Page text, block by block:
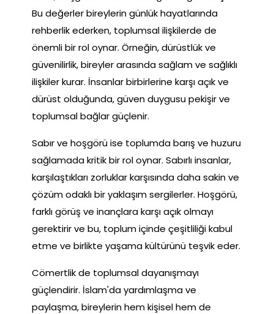
Bu değerler bireylerin günlük hayatlarında
rehberlik ederken, toplumsal ilişkilerde de
önemli bir rol oynar. Örneğin, dürüstlük ve
güvenilirlik, bireyler arasında sağlam ve sağlıklı
ilişkiler kurar. İnsanlar birbirlerine karşı açık ve
dürüst olduğunda, güven duygusu pekişir ve
toplumsal bağlar güçlenir.
Sabır ve hoşgörü ise toplumda barış ve huzuru
sağlamada kritik bir rol oynar. Sabırlı insanlar,
karşılaştıkları zorluklar karşısında daha sakin ve
çözüm odaklı bir yaklaşım sergilerler. Hoşgörü,
farklı görüş ve inançlara karşı açık olmayı
gerektirir ve bu, toplum içinde çeşitliliği kabul
etme ve birlikte yaşama kültürünü teşvik eder.
Cömertlik de toplumsal dayanışmayı
güçlendirir. İslam'da yardımlaşma ve
paylaşma, bireylerin hem kişisel hem de